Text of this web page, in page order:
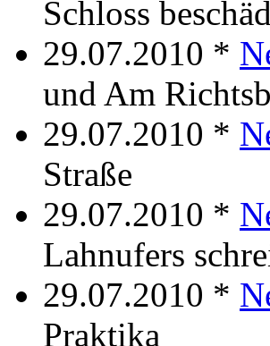
Schloss
29.07.2010 *
und Am
29.07.2010 *
Straße
29.07.2010 *
Lahnufers
29.07.2010 *
Praktika